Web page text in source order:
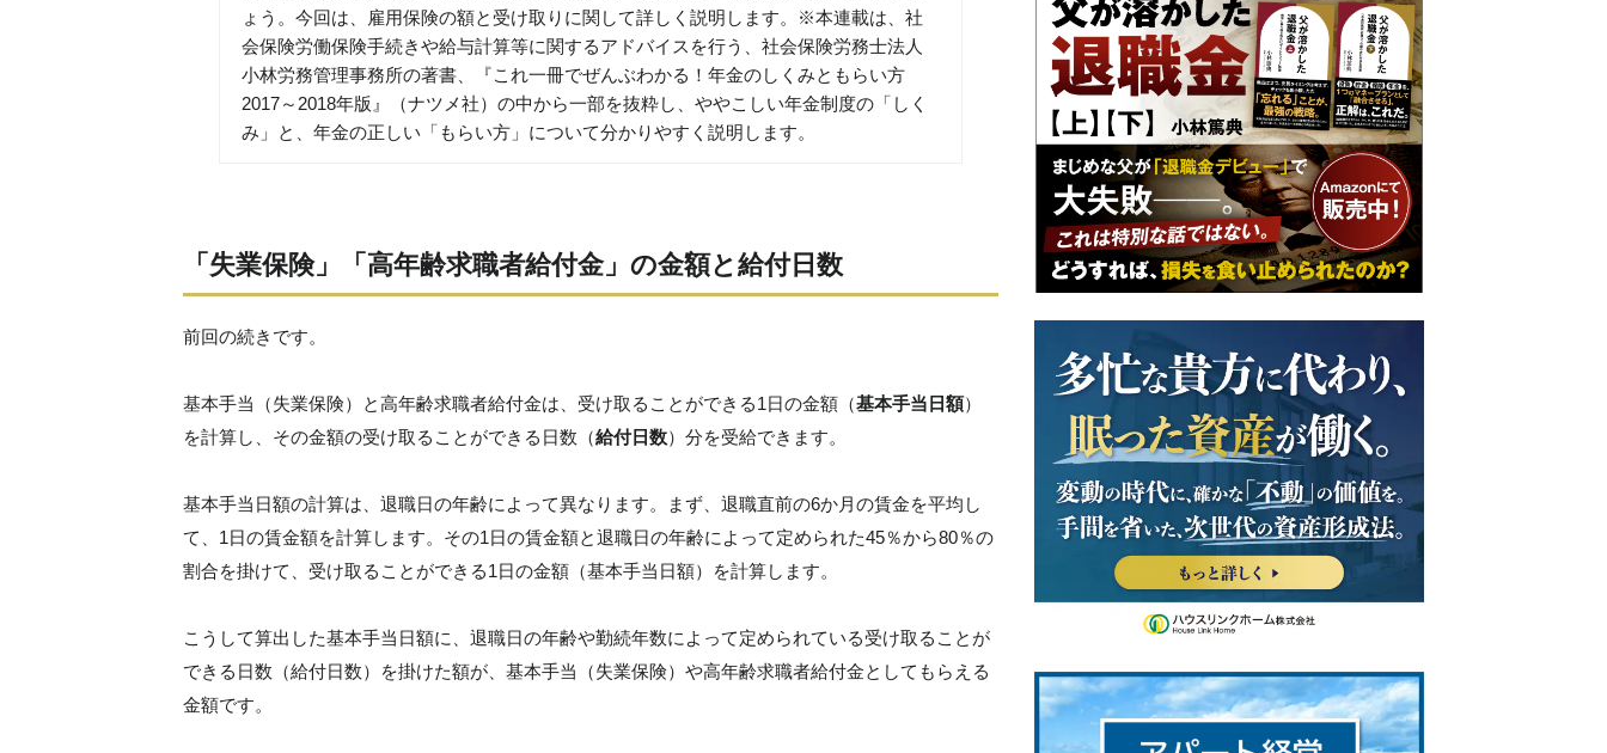
ょう。今回は、雇用保険の額と受け取りに関して詳しく説明します。※本連載は、社
会保険労働保険手続きや給与計算等に関するアドバイスを行う、社会保険労務士法人
小林労務管理事務所の著書、『これ一冊でぜんぶわかる！年金のしくみともらい方
2017～2018年版』（ナツメ社）の中から一部を抜粋し、ややこしい年金制度の「しく
み」と、年金の正しい「もらい方」について分かりやすく説明します。
「失業保険」「高年齢求職者給付金」の金額と給付日数
前回の続きです。
基本手当（失業保険）と高年齢求職者給付金は、受け取ることができる1日の金額（基本手当日額）
を計算し、その金額の受け取ることができる日数（給付日数）分を受給できます。
基本手当日額の計算は、退職日の年齢によって異なります。まず、退職直前の6か月の賃金を平均し
て、1日の賃金額を計算します。その1日の賃金額と退職日の年齢によって定められた45％から80％の
割合を掛けて、受け取ることができる1日の金額（基本手当日額）を計算します。
こうして算出した基本手当日額に、退職日の年齢や勤続年数によって定められている受け取ることが
できる日数（給付日数）を掛けた額が、基本手当（失業保険）や高年齢求職者給付金としてもらえる
金額です。